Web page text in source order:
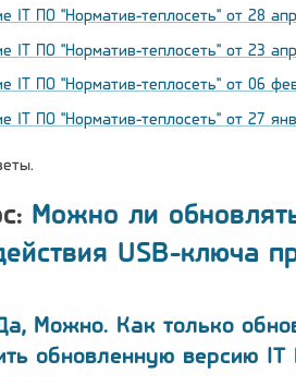
IT ПО "Норматив-теплосеть" от 28
IT ПО "Норматив-теплосеть" от 23
IT ПО "Норматив-теплосеть" от 06
IT ПО "Норматив-теплосеть" от 27
Можно ли
USB-ключа
Можно. Как только
обновленную версию IT